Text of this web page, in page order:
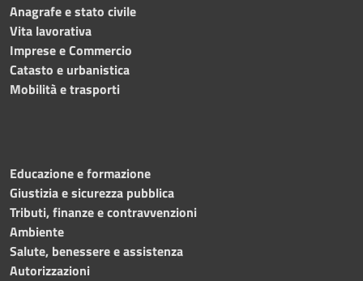
Anagrafe e stato civile
Vita lavorativa
Imprese e Commercio
Catasto e urbanistica
Mobilità e trasporti
Educazione e formazione
Giustizia e sicurezza pubblica
Tributi, finanze e contravvenzioni
Ambiente
Salute, benessere e assistenza
Autorizzazioni